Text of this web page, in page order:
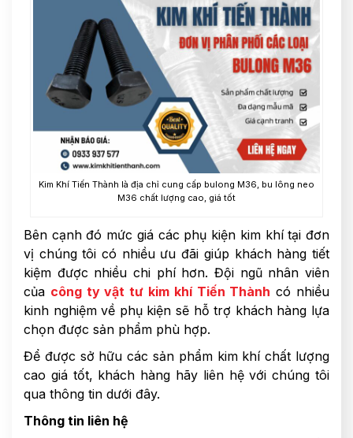
Kim Khí Tiến Thành là địa chỉ cung cấp bulong M36, bu lông neo
M36 chất lượng cao, giá tốt
Bên cạnh đó mức giá các phụ kiện kim khí tại đơn
vị chúng tôi có nhiều ưu đãi giúp khách hàng tiết
kiệm được nhiều chi phí hơn. Đội ngũ nhân viên
của công ty vật tư kim khí Tiến Thành có nhiều
kinh nghiệm về phụ kiện sẽ hỗ trợ khách hàng lựa
chọn được sản phẩm phù hợp.
Để được sở hữu các sản phẩm kim khí chất lượng
cao giá tốt, khách hàng hãy liên hệ với chúng tôi
qua thông tin dưới đây.
Thông tin liên hệ